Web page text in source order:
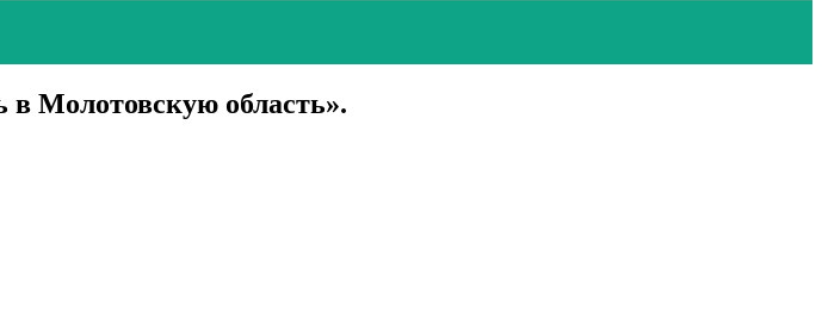
Молотовскую область».